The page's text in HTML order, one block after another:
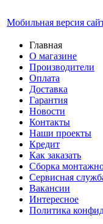
Мобильная версия
Главная
О магазине
Производители
Оплата
Доставка
Гарантия
Новости
Контакты
Наши проекты
Кредит
Как заказать
Сборка
Сервисная
Вакансии
Интересное
Политика